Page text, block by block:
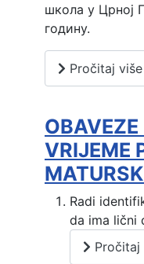
школа у Црној
годину.
Pročitaj
VRIJEME
Radi
da ima lični